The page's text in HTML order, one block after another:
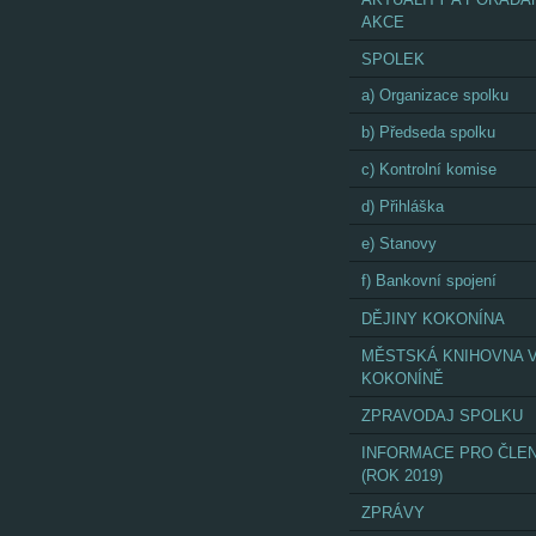
AKCE
SPOLEK
a) Organizace spolku
b) Předseda spolku
c) Kontrolní komise
d) Přihláška
e) Stanovy
f) Bankovní spojení
DĚJINY KOKONÍNA
MĚSTSKÁ KNIHOVNA
KOKONÍNĚ
ZPRAVODAJ SPOLKU
INFORMACE PRO
(ROK 2019)
ZPRÁVY